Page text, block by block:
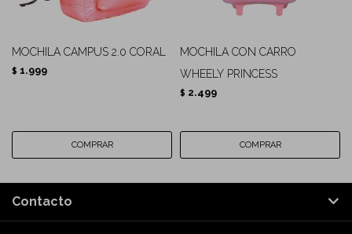
MOCHILA CAMPUS 2.0 CORAL
$ 1.999
MOCHILA CON CARRO
WHEELY PRINCESS
$ 2.499
Contacto